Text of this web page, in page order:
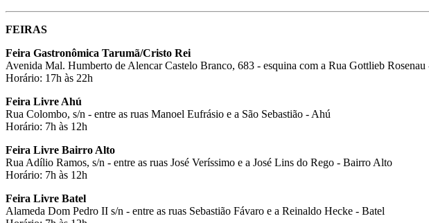
FEIRAS
Feira Gastronômica Tarumã/Cristo Rei
Avenida Mal. Humberto de Alencar Castelo Branco, 683 - esquina com a Rua Gottlieb
Horário: 17h às 22h
Feira Livre Ahú
Rua Colombo, s/n - entre as ruas Manoel Eufrásio e a São Sebastião - Ahú
Horário: 7h às 12h
Feira Livre Bairro Alto
Rua Adílio Ramos, s/n - entre as ruas José Veríssimo e a José Lins do Rego - Bairro Alto
Horário: 7h às 12h
Feira Livre Batel
Alameda Dom Pedro II s/n - entre as ruas Sebastião Fávaro e a Reinaldo Hecke - Batel